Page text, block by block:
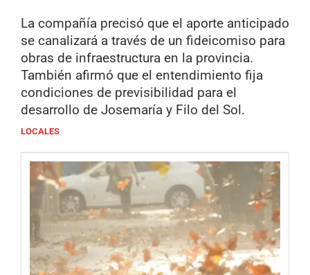
La compañía precisó que el aporte anticipado
se canalizará a través de un fideicomiso para
obras de infraestructura en la provincia.
También afirmó que el entendimiento fija
condiciones de previsibilidad para el
desarrollo de Josemaría y Filo del Sol.
LOCALES